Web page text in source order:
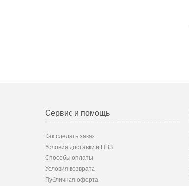
Сервис и помощь
Как сделать заказ
Условия доставки и ПВЗ
Способы оплаты
Условия возврата
Публичная оферта